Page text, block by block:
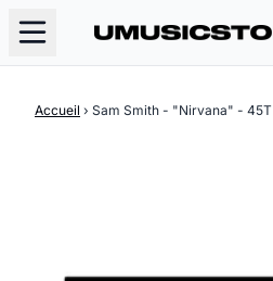
Accueil › Sam Smith - "Nirvana" - 45T